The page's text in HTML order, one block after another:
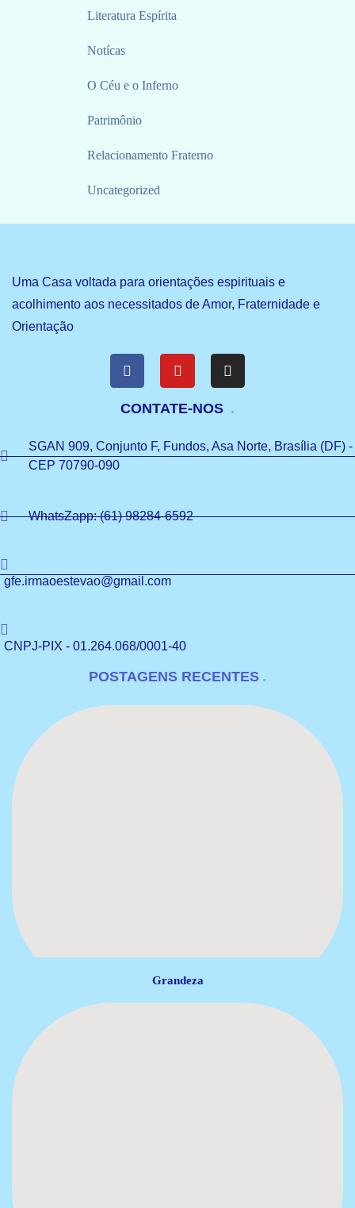
Literatura Espírita
Notícas
O Céu e o Inferno
Patrimônio
Relacionamento Fraterno
Uncategorized
Uma Casa voltada para orientações espirituais e
acolhimento aos necessitados de Amor, Fraternidade e
Orientação
CONTATE-NOS
SGAN 909, Conjunto F, Fundos, Asa Norte, Brasília (DF) -
CEP 70790-090
WhatsZapp: (61) 98284-6592
gfe.irmaoestevao@gmail.com
CNPJ-PIX - 01.264.068/0001-40
POSTAGENS RECENTES
Grandeza